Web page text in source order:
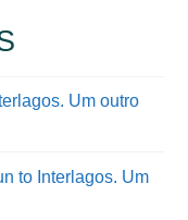
Um outro
to Interlagos. Um